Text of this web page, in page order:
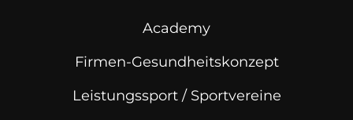
Academy
Firmen-Gesundheitskonzept
Leistungssport / Sportvereine